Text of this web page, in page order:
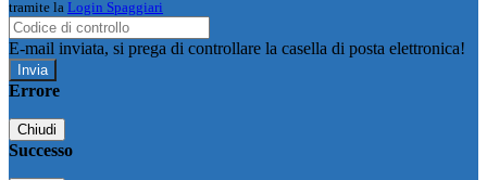
tramite la Login Spaggiari
E-mail inviata, si prega di controllare la casella di posta elettronica!
Errore
Chiudi
Successo